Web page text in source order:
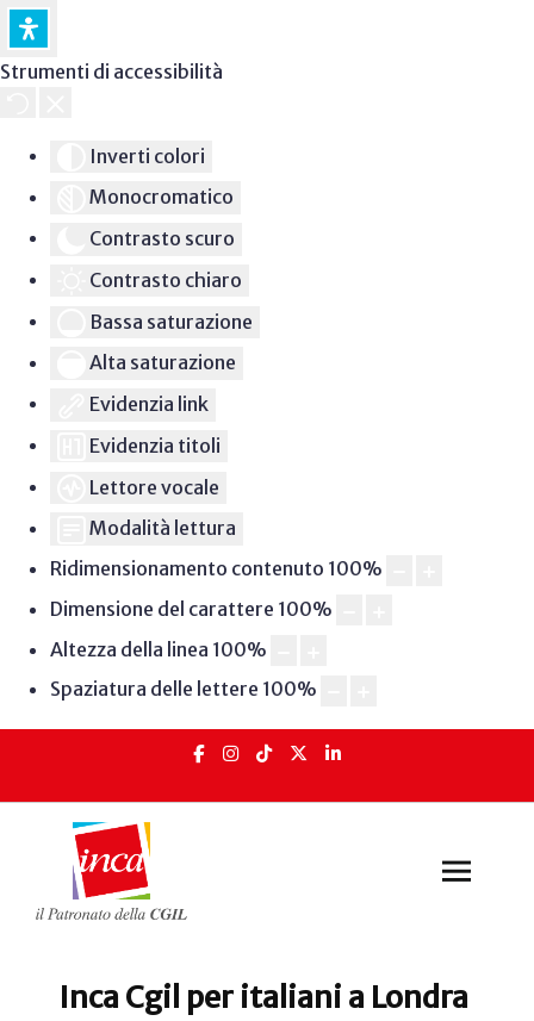
Strumenti di accessibilità
Inverti colori
Monocromatico
Contrasto scuro
Contrasto chiaro
Bassa saturazione
Alta saturazione
Evidenzia link
Evidenzia titoli
Lettore vocale
Modalità lettura
Ridimensionamento contenuto 100%
Dimensione del carattere 100%
Altezza della linea 100%
Spaziatura delle lettere 100%
Inca Cgil per italiani a Londra